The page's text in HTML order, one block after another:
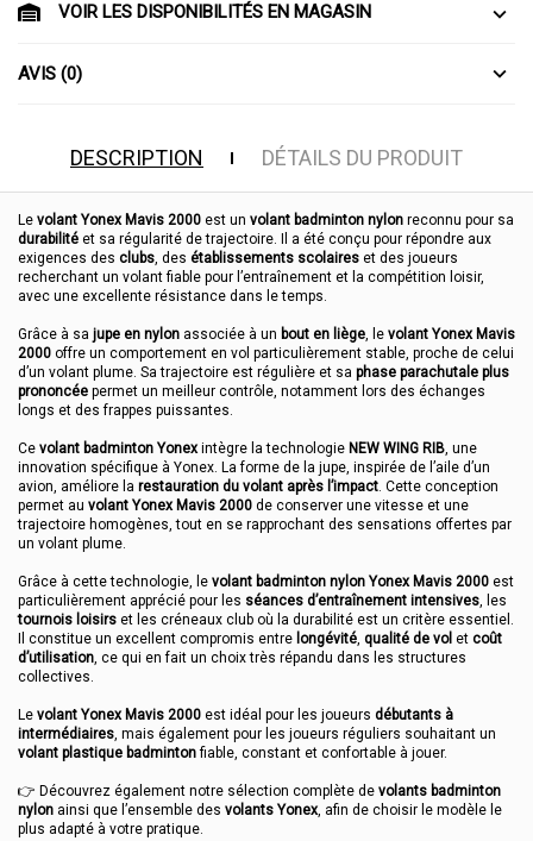
VOIR LES DISPONIBILITÉS EN MAGASIN
AVIS (0)
DESCRIPTION DÉTAILS DU PRODUIT
Le volant Yonex Mavis 2000 est un volant badminton nylon reconnu pour sa
durabilité et sa régularité de trajectoire. Il a été conçu pour répondre aux
exigences des clubs, des établissements scolaires et des joueurs
recherchant un volant fiable pour l’entraînement et la compétition loisir,
avec une excellente résistance dans le temps.
Grâce à sa jupe en nylon associée à un bout en liège, le volant Yonex Mavis
2000 offre un comportement en vol particulièrement stable, proche de celui
d’un volant plume. Sa trajectoire est régulière et sa phase parachutale plus
prononcée permet un meilleur contrôle, notamment lors des échanges
longs et des frappes puissantes.
Ce volant badminton Yonexintègre la technologie NEW WING RIB, une
innovation spécifique à Yonex. La forme de la jupe, inspirée de l’aile d’un
avion, améliore la restauration du volant après l’impact. Cette conception
permet au volant Yonex Mavis 2000 de conserver une vitesse et une
trajectoire homogènes, tout en se rapprochant des sensations offertes par
un volant plume.
Grâce à cette technologie, le volant badminton nylon Yonex Mavis 2000 est
particulièrement apprécié pour les séances d’entraînement intensives, les
tournois loisirs et les créneaux club où la durabilité est un critère essentiel.
Il constitue un excellent compromis entre longévité, qualité de vol et coût
d’utilisation, ce qui en fait un choix très répandu dans les structures
collectives.
Le volant Yonex Mavis 2000 est idéal pour les joueurs débutants à
intermédiaires, mais également pour les joueurs réguliers souhaitant un
volant plastique badmintonfiable, constant et confortable à jouer.
👉 Découvrez également notre sélection complète de volants badminton
nylon ainsi que l’ensemble des volants Yonex, afin de choisir le modèle le
plus adapté à votre pratique.